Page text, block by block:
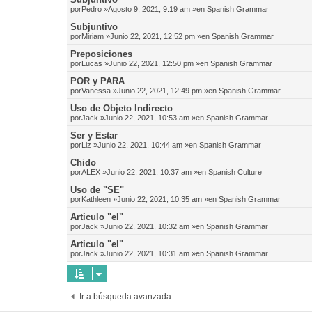
porPedro »Agosto 9, 2021, 9:19 am »en Spanish Grammar
Subjuntivo
porMiriam »Junio 22, 2021, 12:52 pm »en Spanish Grammar
Preposiciones
porLucas »Junio 22, 2021, 12:50 pm »en Spanish Grammar
POR y PARA
porVanessa »Junio 22, 2021, 12:49 pm »en Spanish Grammar
Uso de Objeto Indirecto
porJack »Junio 22, 2021, 10:53 am »en Spanish Grammar
Ser y Estar
porLiz »Junio 22, 2021, 10:44 am »en Spanish Grammar
Chido
porALEX »Junio 22, 2021, 10:37 am »en Spanish Culture
Uso de "SE"
porKathleen »Junio 22, 2021, 10:35 am »en Spanish Grammar
Articulo "el"
porJack »Junio 22, 2021, 10:32 am »en Spanish Grammar
Articulo "el"
porJack »Junio 22, 2021, 10:31 am »en Spanish Grammar
Ir a búsqueda avanzada